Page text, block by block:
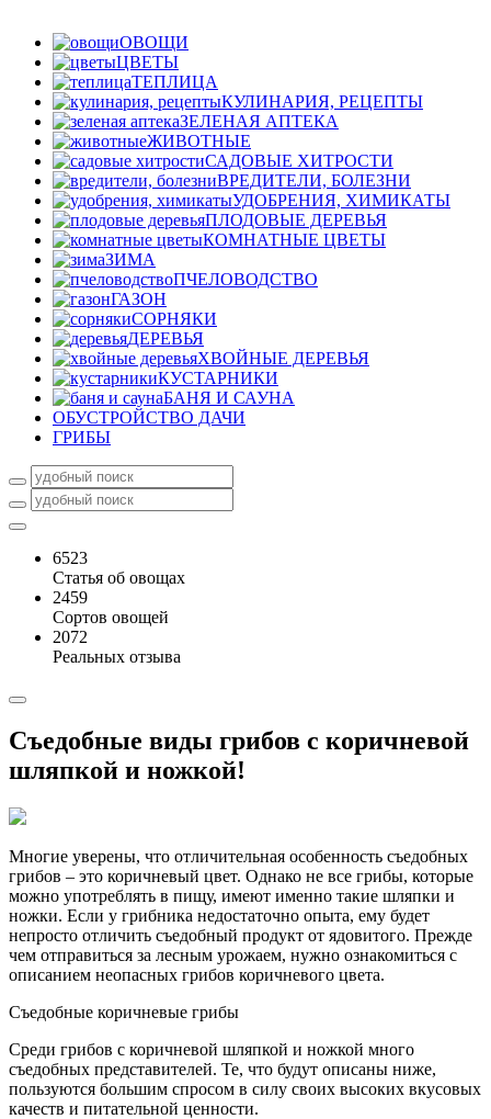
ОВОЩИ
ЦВЕТЫ
ТЕПЛИЦА
КУЛИНАРИЯ, РЕЦЕПТЫ
ЗЕЛЕНАЯ АПТЕКА
ЖИВОТНЫЕ
САДОВЫЕ ХИТРОСТИ
ВРЕДИТЕЛИ, БОЛЕЗНИ
УДОБРЕНИЯ, ХИМИКАТЫ
ПЛОДОВЫЕ ДЕРЕВЬЯ
КОМНАТНЫЕ ЦВЕТЫ
ЗИМА
ПЧЕЛОВОДСТВО
ГАЗОН
СОРНЯКИ
ДЕРЕВЬЯ
ХВОЙНЫЕ ДЕРЕВЬЯ
КУСТАРНИКИ
БАНЯ И САУНА
ОБУСТРОЙСТВО ДАЧИ
ГРИБЫ
6523
Статья об овощах
2459
Сортов овощей
2072
Реальных отзыва
Съедобные виды грибов с коричневой
шляпкой и ножкой!
Многие уверены, что отличительная особенность съедобных
грибов – это коричневый цвет. Однако не все грибы, которые
можно употреблять в пищу, имеют именно такие шляпки и
ножки. Если у грибника недостаточно опыта, ему будет
непросто отличить съедобный продукт от ядовитого. Прежде
чем отправиться за лесным урожаем, нужно ознакомиться с
описанием неопасных грибов коричневого цвета.
Съедобные коричневые грибы
Среди грибов с коричневой шляпкой и ножкой много
съедобных представителей. Те, что будут описаны ниже,
пользуются большим спросом в силу своих высоких вкусовых
качеств и питательной ценности.